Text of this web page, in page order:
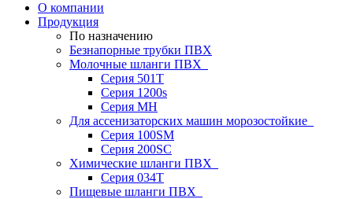
О компании
Продукция
По назначению
Безнапорные трубки ПВХ
Молочные шланги ПВХ
Серия 501T
Серия 1200s
Серия МН
Для ассенизаторских машин морозостойкие
Серия 100SM
Серия 200SС
Химические шланги ПВХ
Серия 034Т
Пищевые шланги ПВХ